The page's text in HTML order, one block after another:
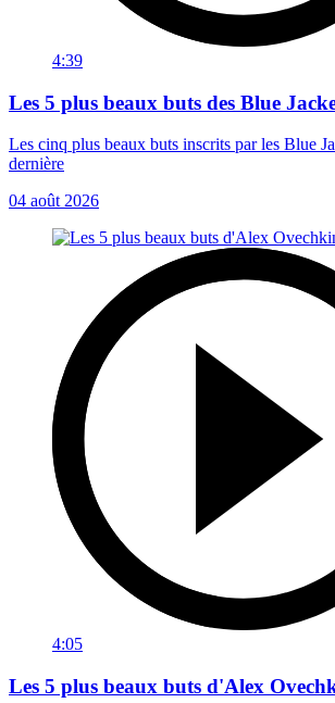
4:39
Les 5 plus beaux buts des Blue
Les cinq plus beaux buts inscrits par les Blue
dernière
04 août 2026
4:05
Les 5 plus beaux buts d'Alex